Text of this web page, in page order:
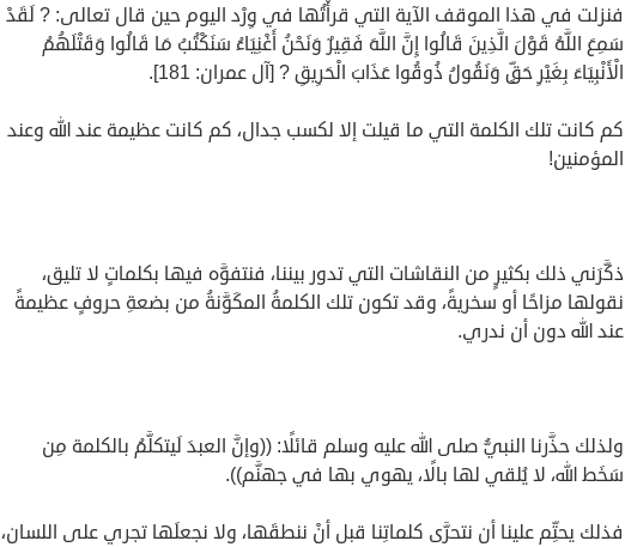
فنزلت في هذا الموقف الآية التي قرأْتُها في وِرْد اليوم حين قال تعالى: ? لَقَدْ
سَمِعَ اللَّهُ قَوْلَ الَّذِينَ قَالُوا إِنَّ اللَّهَ فَقِيرٌ وَنَحْنُ أَغْنِيَاءُ سَنَكْتُبُ مَا قَالُوا وَقَتْلَهُمُ
الْأَنْبِيَاءَ بِغَيْرِ حَقٍّ وَنَقُولُ ذُوقُوا عَذَابَ الْحَرِيقِ ? [آل عمران: 181].
كم كانت تلك الكلمة التي ما قيلت إلا لكسب جدال، كم كانت عظيمة عند الله وعند
المؤمنين!
ذكَّرَني ذلك بكثيرٍ من النقاشات التي تدور بيننا، فنتفوَّه فيها بكلماتٍ لا تليق،
نقولها مزاحًا أو سخريةً، وقد تكون تلك الكلمةُ المكَوَّنةُ من بضعةِ حروفٍ عظيمةً
عند الله دون أن ندري.
ولذلك حذَّرنا النبيُّ صلى الله عليه وسلم قائلًا: ((وإنَّ العبدَ لَيتكلَّمُ بالكلمة مِن
سَخَط الله، لا يُلقي لها بالًا، يهوي بها في جهنَّم)).
فذلك يحتِّم علينا أن نتحرَّى كلماتِنا قبل أنْ ننطقَها، ولا نجعلَها تجري على اللسان،